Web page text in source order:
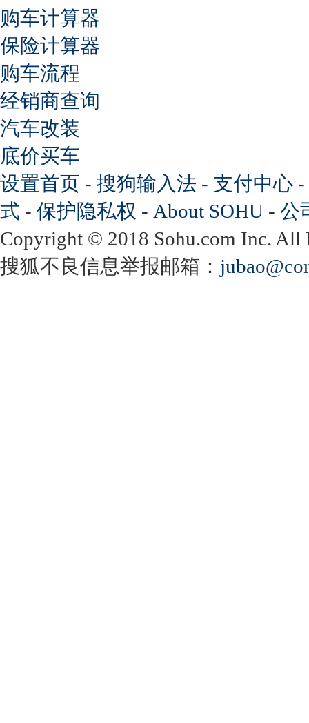
购车计算器
保险计算器
购车流程
经销商查询
汽车改装
底价买车
设置首页 - 搜狗输入法 - 支付中心 -
式 - 保护隐私权 - About SOHU - 公
Copyright © 2018 Sohu.com Inc.
搜狐不良信息举报邮箱：